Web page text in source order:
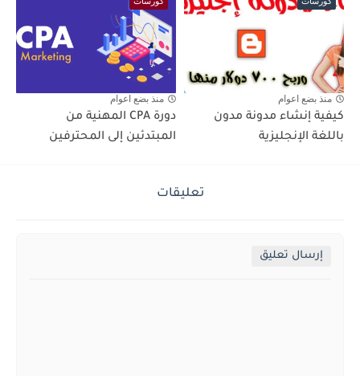
منذ بضع اعوام
كيفية إنشاء مدونة مدون
باللغة الإنجليزية
منذ بضع اعوام
دورة CPA المهنية من
المبتدئين إلى المحترفين
تعليقات
إرسال تعليق